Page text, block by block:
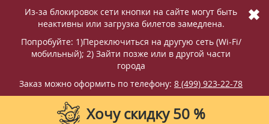
Из-за блокировок сети кнопки на сайте могут быть
неактивны или загрузка билетов замедлена.
Попробуйте: 1)Переключиться на другую сеть (Wi-Fi/
мобильный); 2) Зайти позже или в другой части
города
Заказ можно оформить по телефону: 8 (499) 923-22-78
✖
Хочу скидку 50 %